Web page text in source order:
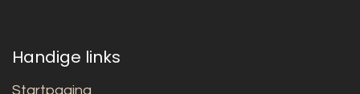
Handige links
Startpagina